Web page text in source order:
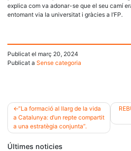
explica com va adonar-se que el seu camí
entomant via la universitat i gràcies a l’FP.
Publicat el març 20, 2024
Publicat a Sense categoria
Navegació
d'entrades
“La formació al llarg de la vida
a Catalunya: d’un repte compartit
a una estratègia conjunta”.
Últimes noticies